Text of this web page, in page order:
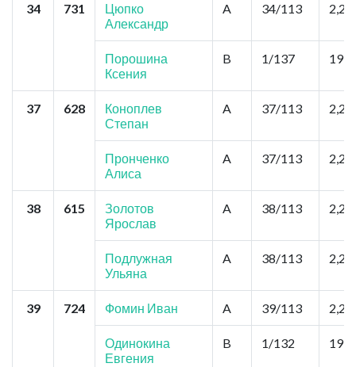
34 731
Цюпко
Александр
A 34/113 2,2
Порошина
Ксения
B 1/137 19,8
37 628
Коноплев
Степан
A 37/113 2,2
Пронченко
Алиса
A 37/113 2,2
38 615
Золотов
Ярослав
A 38/113 2,2
Подлужная
Ульяна
A 38/113 2,2
39 724 Фомин Иван A 39/113 2,2
Одинокина
Евгения
B 1/132 19,8